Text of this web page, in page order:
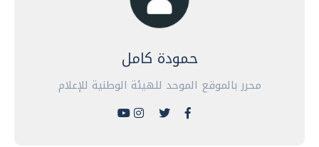
حمودة كامل
محرر بالموقع الموحد للهيئة الوطنية للإعلام